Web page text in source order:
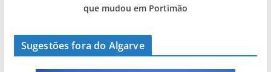
que mudou em Portimão
Sugestões fora do Algarve